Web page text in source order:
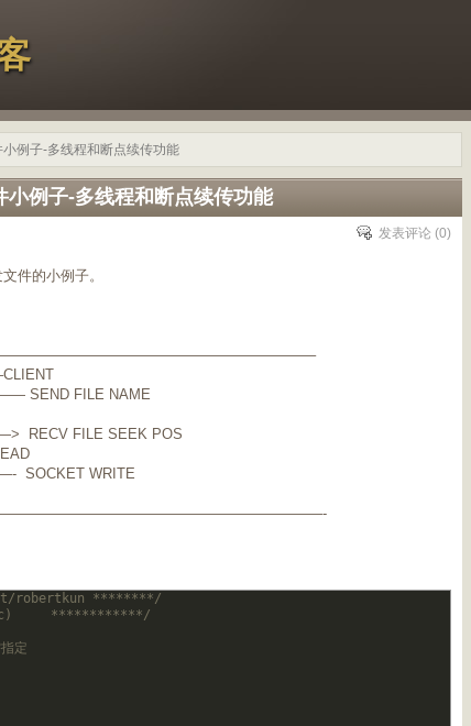
例子-多线程和断点续传功能
例子-多线程和断点续传功能
发表评论 (0)
件的小例子。
CLIENT
SEND FILE NAME
RECV FILE SEEK POS
WRITE
robertkun ********/
************/
定